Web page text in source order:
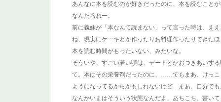
あんなに本を読むのが好きだったのに、本を読むこと
なんだろねー。
前に義妹が「本なんて読まない」って言った時は、え
ね、現実にケーキとか作ったりお料理作ったりできた
本を読む時間がもったいない、みたいな。
そういや、すごい若い頃は、デートとかおつきあい
て。本はその栄養剤だったのに、……でもまあ、けっ
ようになってるからかもしれないけど…まあ、自分で
なんかいまはそういう状態なんだよ、あちこち、書